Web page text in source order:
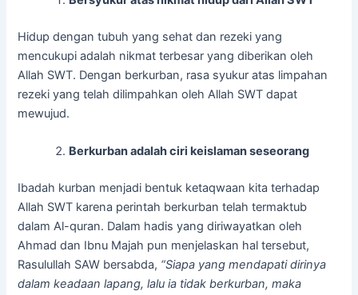
Hidup dengan tubuh yang sehat dan rezeki yang
mencukupi adalah nikmat terbesar yang diberikan oleh
Allah SWT. Dengan berkurban, rasa syukur atas limpahan
rezeki yang telah dilimpahkan oleh Allah SWT dapat
mewujud.
Berkurban adalah ciri keislaman seseorang
Ibadah kurban menjadi bentuk ketaqwaan kita terhadap
Allah SWT karena perintah berkurban telah termaktub
dalam Al-quran. Dalam hadis yang diriwayatkan oleh
Ahmad dan Ibnu Majah pun menjelaskan hal tersebut,
Rasulullah SAW bersabda, “Siapa yang mendapati dirinya
dalam keadaan lapang, lalu ia tidak berkurban, maka